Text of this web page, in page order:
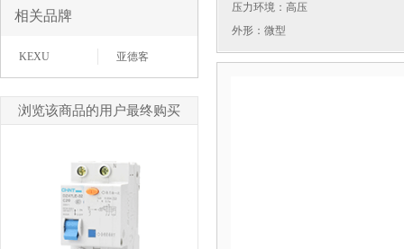
相关品牌
KEXU 亚德客
浏览该商品的用户最终购买
压力环境：高压
外形：微型